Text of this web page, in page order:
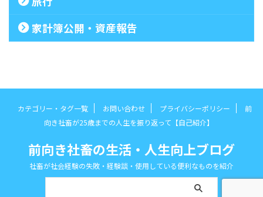
家計簿公開・資産報告
カテゴリー・タグ一覧 お問い合わせ プライバシーポリシー
前
向き社畜が25歳までの人生を振り返って【自己紹介】
前向き社畜の生活・人生向上ブログ
社畜が社会経験の失敗・経験談・使用している便利なものを紹介